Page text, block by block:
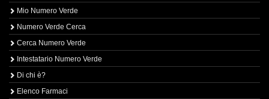
Mio Numero Verde
Numero Verde Cerca
Cerca Numero Verde
Intestatario Numero Verde
Di chi è?
Elenco Farmaci